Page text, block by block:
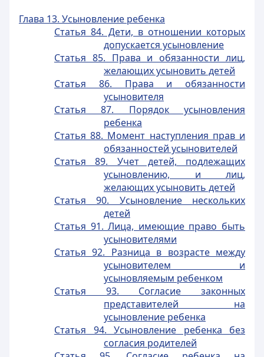
Глава 13. Усыновление ребенка
Статья 84. Дети, в отношении которых
допускается усыновление
Статья 85. Права и обязанности лиц,
желающих усыновить детей
Статья 86. Права и обязанности
усыновителя
Статья 87. Порядок усыновления
ребенка
Статья 88. Момент наступления прав и
обязанностей усыновителей
Статья 89. Учет детей, подлежащих
усыновлению, и лиц,
желающих усыновить детей
Статья 90. Усыновление нескольких
детей
Статья 91. Лица, имеющие право быть
усыновителями
Статья 92. Разница в возрасте между
усыновителем и
усыновляемым ребенком
Статья 93. Согласие законных
представителей на
усыновление ребенка
Статья 94. Усыновление ребенка без
согласия родителей